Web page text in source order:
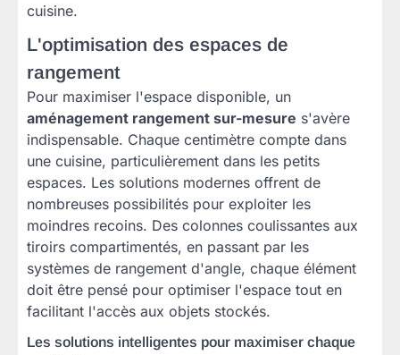
cuisine.
L'optimisation des espaces de
rangement
Pour maximiser l'espace disponible, un
aménagement rangement sur-mesure s'avère
indispensable. Chaque centimètre compte dans
une cuisine, particulièrement dans les petits
espaces. Les solutions modernes offrent de
nombreuses possibilités pour exploiter les
moindres recoins. Des colonnes coulissantes aux
tiroirs compartimentés, en passant par les
systèmes de rangement d'angle, chaque élément
doit être pensé pour optimiser l'espace tout en
facilitant l'accès aux objets stockés.
Les solutions intelligentes pour maximiser chaque